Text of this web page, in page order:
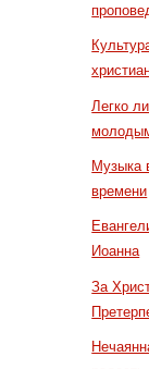
Легко
Музыка
времени
Иоанна
За